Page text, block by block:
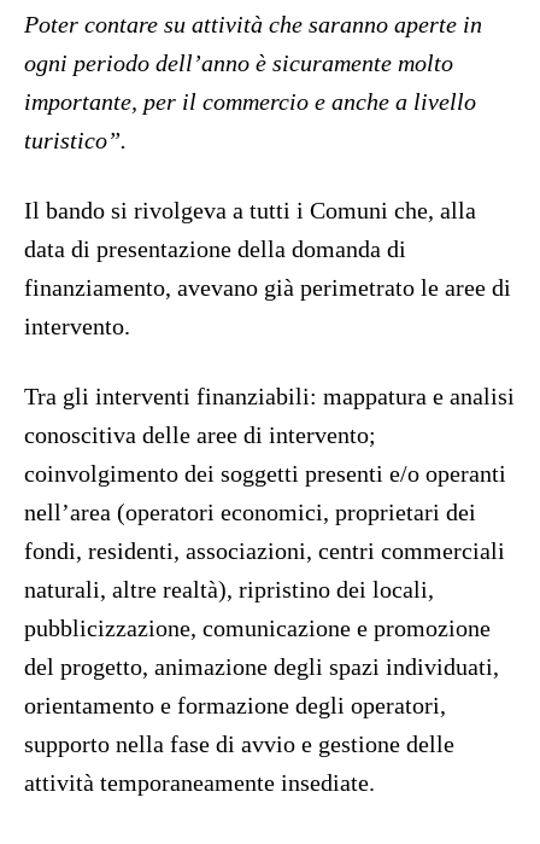
Poter contare su attività che saranno aperte in
ogni periodo dell’anno è sicuramente molto
importante, per il commercio e anche a livello
turistico”.
Il bando si rivolgeva a tutti i Comuni che, alla
data di presentazione della domanda di
finanziamento, avevano già perimetrato le aree di
intervento.
Tra gli interventi finanziabili: mappatura e analisi
conoscitiva delle aree di intervento;
coinvolgimento dei soggetti presenti e/o operanti
nell’area (operatori economici, proprietari dei
fondi, residenti, associazioni, centri commerciali
naturali, altre realtà), ripristino dei locali,
pubblicizzazione, comunicazione e promozione
del progetto, animazione degli spazi individuati,
orientamento e formazione degli operatori,
supporto nella fase di avvio e gestione delle
attività temporaneamente insediate.